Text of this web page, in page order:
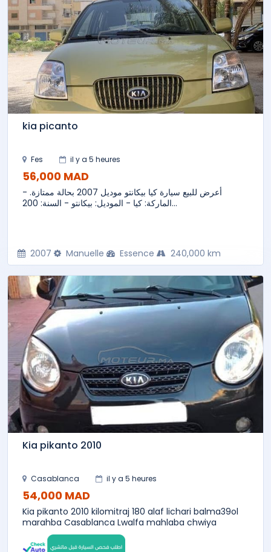
kia picanto
Fes il y a 5 heures
56,000 MAD
أعرض للبيع سيارة كيا بيكانتو موديل 2007 بحالة ممتازة. -
الماركة: كيا - الموديل: بيكانتو - السنة: 200...
2007 Manuelle Essence 240,000 km
Kia pikanto 2010
Casablanca il y a 5 heures
54,000 MAD
Kia pikanto 2010 kilomitraj 180 alaf lichari balma39ol
marahba Casablanca Lwalfa mahlaba chwiya